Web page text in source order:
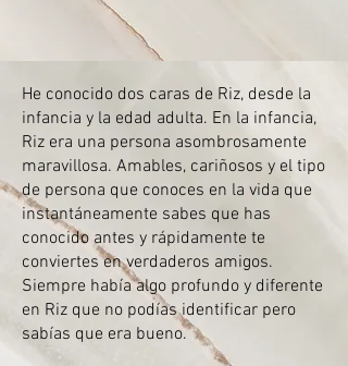
He conocido dos caras de Riz, desde la
infancia y la edad adulta. En la infancia,
Riz era una persona asombrosamente
maravillosa. Amables, cariñosos y el tipo
de persona que conoces en la vida que
instantáneamente sabes que has
conocido antes y rápidamente te
conviertes en verdaderos amigos.
Siempre había algo profundo y diferente
en Riz que no podías identificar pero
sabías que era bueno.